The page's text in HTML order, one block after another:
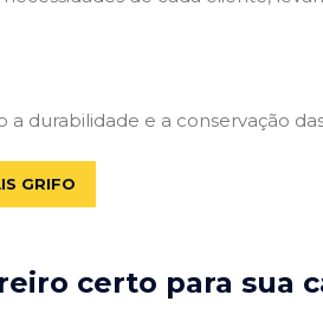
durabilidade e a conservação
GRIFO
certo para sua